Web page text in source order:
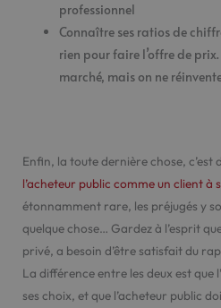
professionnel
Connaître ses ratios de
rien pour faire l’offre de
marché, mais on ne
Enfin, la toute dernière chose, c’est
l’acheteur public comme un client à
étonnamment rare, les préjugés y
quelque chose… Gardez à l’esprit
privé, a besoin d’être satisfait du
La différence entre les deux est que
ses choix, et que l’acheteur public